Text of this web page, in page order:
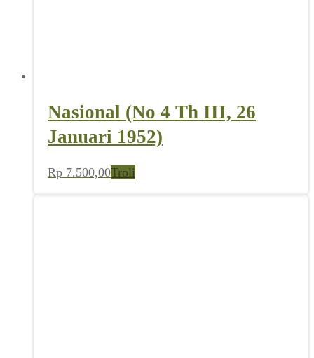
Nasional (No 4 Th III, 26
Januari 1952)
Rp 7.500,00Troli